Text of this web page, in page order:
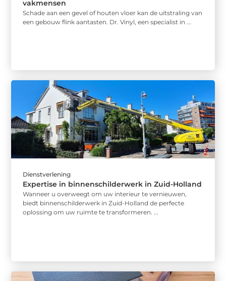
vakmensen
Schade aan een gevel of houten vloer kan de uitstraling van
een gebouw flink aantasten. Dr. Vinyl, een specialist in ...
Dienstverlening
Expertise in binnenschilderwerk in Zuid-Holland
Wanneer u overweegt om uw interieur te vernieuwen,
biedt binnenschilderwerk in Zuid-Holland de perfecte
oplossing om uw ruimte te transformeren. ...